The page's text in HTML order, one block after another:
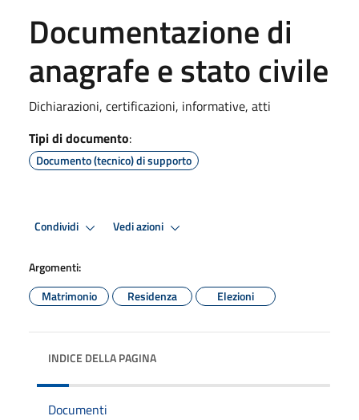
Documentazione di
anagrafe e stato civile
Dichiarazioni, certificazioni, informative, atti
Tipi di documento:
Documento (tecnico) di supporto
Condividi Vedi azioni
Argomenti:
Matrimonio
Residenza Elezioni
INDICE DELLA PAGINA
Documenti